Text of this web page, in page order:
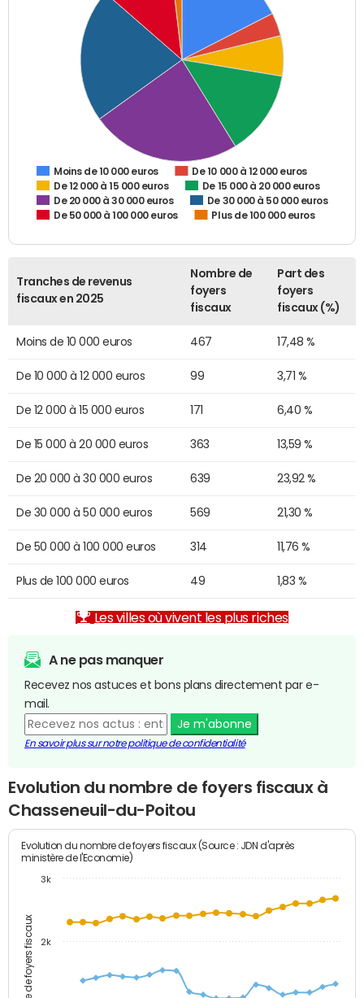
Moins de 10 000 euros
De 10 000 à 12 000 euros
De 12 000 à 15 000 euros
De 15 000 à 20 000 euros
De 20 000 à 30 000 euros
De 30 000 à 50 000 euros
De 50 000 à 100 000 euros
Plus de 100 000 euros
Tranches de revenus
fiscaux en 2025
Nombre de
foyers
fiscaux
Part des
foyers
fiscaux (%)
Moins de 10 000 euros 467 17,48 %
De 10 000 à 12 000 euros 99 3,71 %
De 12 000 à 15 000 euros 171 6,40 %
De 15 000 à 20 000 euros 363 13,59 %
De 20 000 à 30 000 euros 639 23,92 %
De 30 000 à 50 000 euros 569 21,30 %
De 50 000 à 100 000 euros 314 11,76 %
Plus de 100 000 euros 49 1,83 %
Les villes où vivent les plus riches
A ne pas manquer
Recevez nos astuces et bons plans directement par e-
mail.
Je m'abonne
En savoir plus sur notre politique de confidentialité
Evolution du nombre de foyers fiscaux à
Chasseneuil-du-Poitou
Nombre de foyers fiscaux
Evolution du nombre de foyers fiscaux (Source : JDN d'après
ministère de l'Economie)
2k
3k